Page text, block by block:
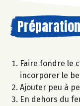
Préparation
Faire fondre le
incorporer le
Ajouter peu à
En dehors du